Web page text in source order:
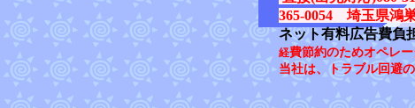
365-0054 埼玉県鴻
ネット有料広告費
経費節約のためオペレ
当社は、トラブル回避